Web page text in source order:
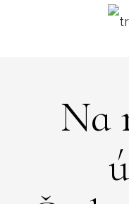
Na